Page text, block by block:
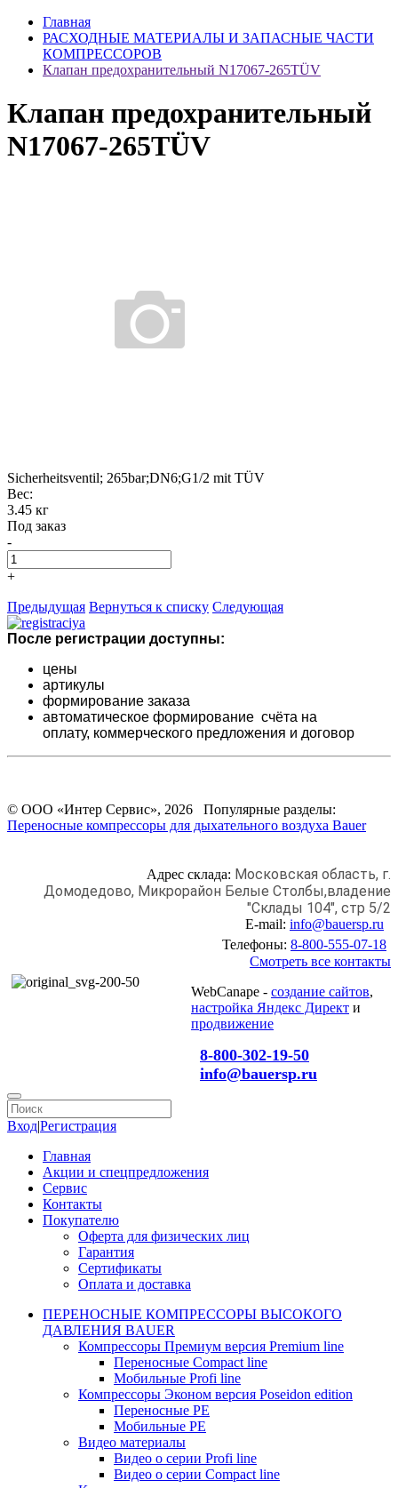
Главная
РАСХОДНЫЕ МАТЕРИАЛЫ И ЗАПАСНЫЕ ЧАСТИ
КОМПРЕССОРОВ
Клапан предохранительный N17067-265TÜV
Клапан предохранительный
N17067-265TÜV
Sicherheitsventil; 265bar;DN6;G1/2 mit TÜV
Вес:
3.45 кг
Под заказ
-
+
Предыдущая Вернуться к списку Следующая
После регистрации доступны:
цены
артикулы
формирование заказа
автоматическое формирование счёта на
оплату, коммерческого предложения и договор
© ООО «Интер Сервис», 2026 Популярные разделы:
Переносные компрессоры для дыхательного воздуха Bauer
Адрес склада: Московская область, г.
Домодедово, Микрорайон Белые Столбы,владение
"Склады 104", стр 5/2
E-mail: info@bauersp.ru
Телефоны: 8-800-555-07-18
Смотреть все контакты
WebCanape - создание сайтов,
настройка Яндекс Директ и
продвижение
8-800-302-19-50
info@bauersp.ru
Вход|Регистрация
Главная
Акции и спецпредложения
Сервис
Контакты
Покупателю
Оферта для физических лиц
Гарантия
Сертификаты
Оплата и доставка
ПЕРЕНОСНЫЕ КОМПРЕССОРЫ ВЫСОКОГО
ДАВЛЕНИЯ BAUER
Компрессоры Премиум версия Premium line
Переносные Compact line
Мобильные Profi line
Компрессоры Эконом версия Poseidon edition
Переносные PE
Мобильные PE
Видео материалы
Видео о серии Profi line
Видео о серии Compact line